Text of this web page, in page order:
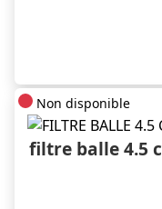
Non disponible
filtre balle 4.5